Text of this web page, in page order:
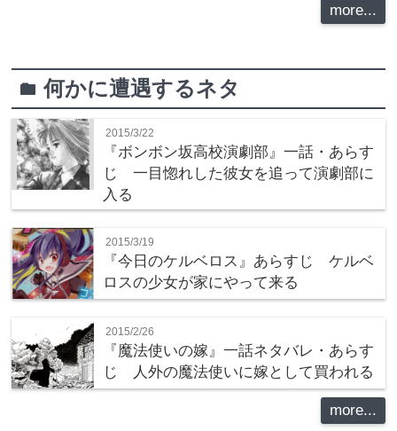
more...
folder何かに遭遇するネタ
2015/3/22
『ボンボン坂高校演劇部』一話・あらす
じ 一目惚れした彼女を追って演劇部に
入る
2015/3/19
『今日のケルベロス』あらすじ ケルベ
ロスの少女が家にやって来る
2015/2/26
『魔法使いの嫁』一話ネタバレ・あらす
じ 人外の魔法使いに嫁として買われる
more...